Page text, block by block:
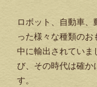
ロボット、自動車
った様々な種類の
中に輸出されていま
び、その時代は確か
す。